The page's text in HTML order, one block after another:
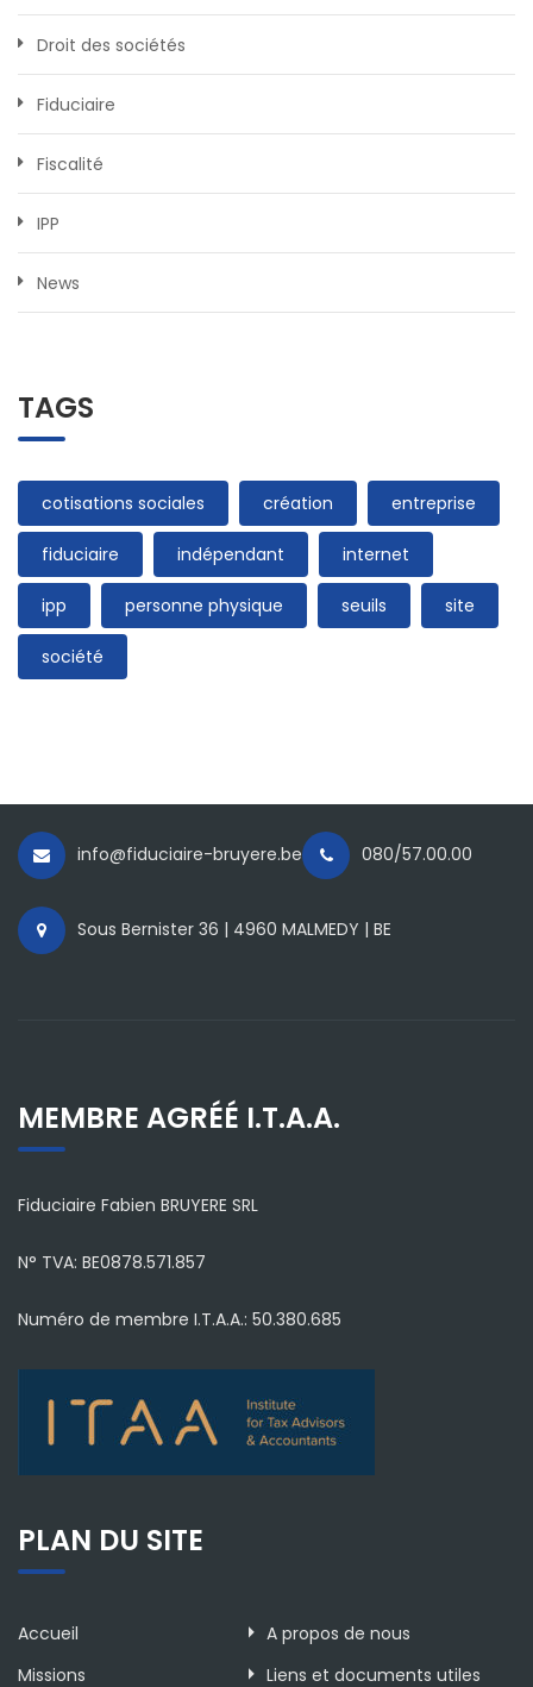
Droit des sociétés
Fiduciaire
Fiscalité
IPP
News
TAGS
cotisations sociales création entreprise
fiduciaire indépendant internet
ipp personne physique seuils site
société
info@fiduciaire-bruyere.be 080/57.00.00
Sous Bernister 36 | 4960 MALMEDY | BE
MEMBRE AGRÉÉ I.T.A.A.
Fiduciaire Fabien BRUYERE SRL
N° TVA: BE0878.571.857
Numéro de membre I.T.A.A.: 50.380.685
PLAN DU SITE
Accueil
A propos de nous
Missions
Liens et documents utiles